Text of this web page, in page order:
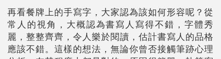
再看餐牌上的手寫字，大家認為該如何形容呢？從
常人的視角，大概認為書寫人寫得不錯，字體秀
麗，整整齊齊，令人樂於閱讀，估計書寫人的品格
應該不錯。這樣的想法，無論你曾否接觸筆跡心理